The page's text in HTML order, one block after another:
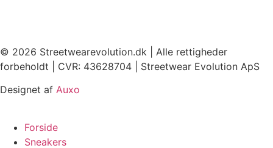
© 2026 Streetwearevolution.dk | Alle rettigheder
forbeholdt | CVR: 43628704 | Streetwear Evolution ApS
Designet af Auxo
Forside
Sneakers